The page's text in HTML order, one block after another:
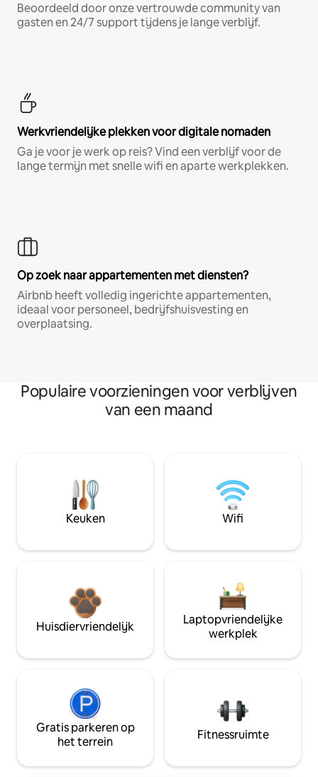
Beoordeeld door onze vertrouwde community van
gasten en 24/7 support tijdens je lange verblijf.
Werkvriendelijke plekken voor digitale nomaden
Ga je voor je werk op reis? Vind een verblijf voor de
lange termijn met snelle wifi en aparte werkplekken.
Op zoek naar appartementen met diensten?
Airbnb heeft volledig ingerichte appartementen,
ideaal voor personeel, bedrijfshuisvesting en
overplaatsing.
Populaire voorzieningen voor verblijven
van een maand
Keuken Wifi
Huisdiervriendelijk
Laptopvriendelijke
werkplek
Gratis parkeren op
het terrein
Fitnessruimte